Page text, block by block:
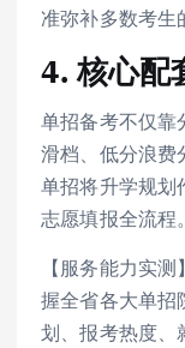
准弥补多数考生
4. 核心配
单招备考不仅靠
滑档、低分浪费
单招将升学规划
志愿填报全流程。
【服务能力实
握全省各大单招
划、报考热度、